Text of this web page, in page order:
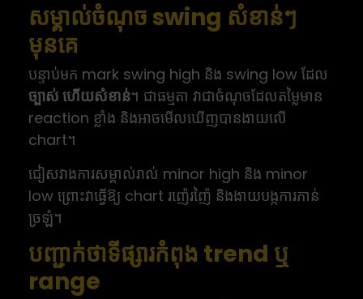
សម្គាល់ចំណុច swing សំខាន់ៗ
មុនគេ
បន្ទាប់មក mark swing high និង swing low ដែល
ច្បាស់ ហើយសំខាន់។ ជាធម្មតា វាជាចំណុចដែលតម្លៃមាន
reaction ខ្លាំង និងអាចមើលឃើញបានងាយលើ
chart។
ជៀសវាងការសម្គាល់រាល់ minor high និង minor
low ព្រោះវាធ្វើឱ្យ chart រញ៉េរញ៉ៃ និងងាយបង្កការភាន់
ច្រឡំ។
បញ្ជាក់ថាទីផ្សារកំពុង trend ឬ
range